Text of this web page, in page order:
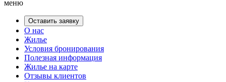
меню
Оставить заявку
О нас
Жилье
Условия бронирования
Полезная информация
Жилье на карте
Отзывы клиентов